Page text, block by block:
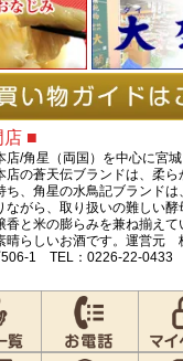
店 ■
店/角星（両国）を中心に宮
店の蒼天伝ブランドは、柔
ち、角星の水鳥記ブランド
がら、取り扱いの難しい酵
香と米の膨らみを兼ね揃え
晴らしいお酒です。運営
506-1 TEL：0226-22-0433